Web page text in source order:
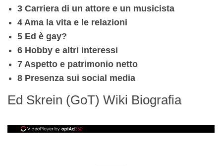
3 Carriera di un attore e un musicista
4 Ama la vita e le relazioni
5 Ed è gay?
6 Hobby e altri interessi
7 Aspetto e patrimonio netto
8 Presenza sui social media
Ed Skrein (GoT) Wiki Biografia